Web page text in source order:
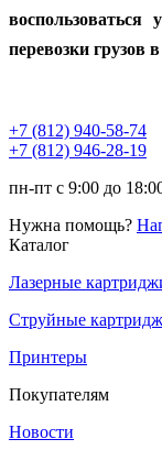
перевозки грузов
+7 (812) 940-58-74
+7 (812) 946-28-19
пн-пт с 9:00 до
Нужна помощь?
Каталог
Лазерные
Струйные
Принтеры
Покупателям
Новости